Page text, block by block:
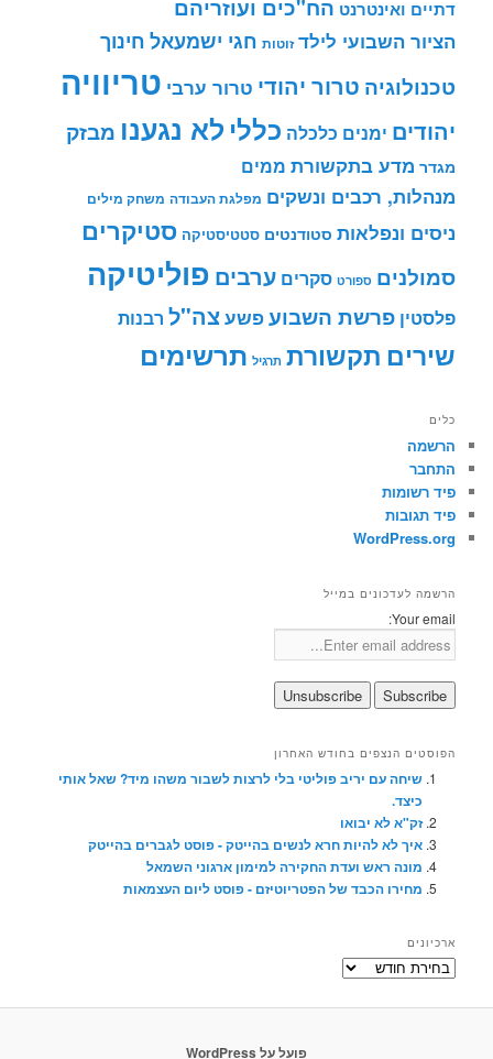
דתיים ואינטרנט הח"כים ועוזריהם
הציור השבועי לילד זוטות חגי ישמעאל חינוך
טכנולוגיה טרור יהודי טרור ערבי טריוויה
יהודים ימנים כלכלה כללי לא נגענו מבזק
מגדר מדע בתקשורת ממים
מנהלות, רכבים ונשקים מפלגת העבודה משחק מילים
ניסים ונפלאות סטודנטים סטטיסטיקה סטיקרים
סמולנים ספורט סקרים ערבים פוליטיקה
פלסטין פרשת השבועפשעצה"ל רבנות
שירים תקשורת תרגיל תרשימים
כלים
הרשמה
התחבר
פיד רשומות
פיד תגובות
WordPress.org
הרשמה לעדכונים במייל
Your email:
הפוסטים הנצפים בחודש האחרון
שיחה עם יריב פוליטי בלי לרצות לשבור משהו מיד? שאל אותי
כיצד.
זק"א לא יבואו
איך לא להיות חרא לנשים בהייטק - פוסט לגברים בהייטק
מונה ראש ועדת החקירה למימון ארגוני השמאל
מחירו הכבד של הפטריוטיזם - פוסט ליום העצמאות
ארכיונים
ארכיונים
פועל על WordPress